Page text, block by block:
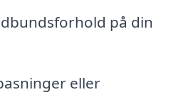
på din
eller